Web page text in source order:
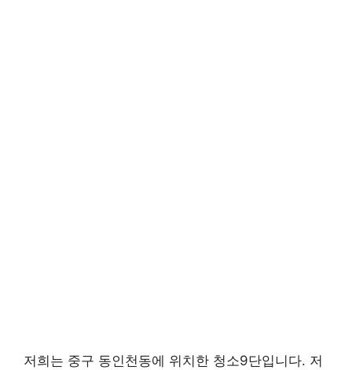
저희는 중구 동인천동에 위치한 청소9단입니다. 저